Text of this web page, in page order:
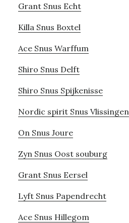
Grant Snus Echt
Killa Snus Boxtel
Ace Snus Warffum
Shiro Snus Delft
Shiro Snus Spijkenisse
Nordic spirit Snus Vlissingen
On Snus Joure
Zyn Snus Oost souburg
Grant Snus Eersel
Lyft Snus Papendrecht
Ace Snus Hillegom